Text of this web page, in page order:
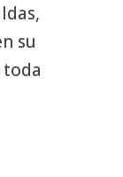
su